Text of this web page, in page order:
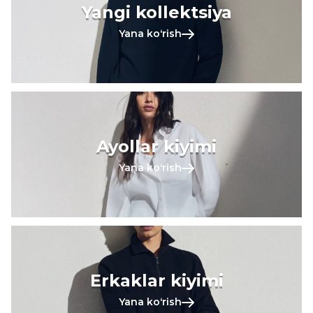
Yangi kollektsiya
Yana koʻrish
Ayollar kiyimi
Yana koʻrish
Erkaklar kiyimi
Yana koʻrish